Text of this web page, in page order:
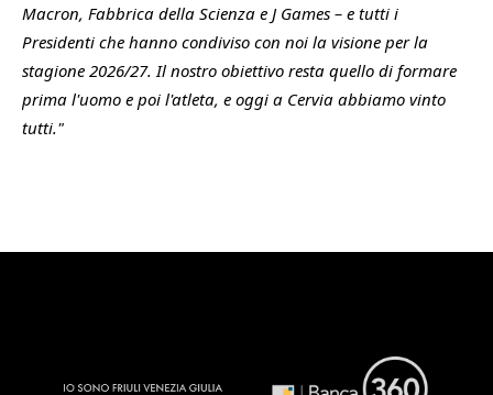
Macron, Fabbrica della Scienza e J Games – e tutti i
Presidenti che hanno condiviso con noi la visione per la
stagione 2026/27. Il nostro obiettivo resta quello di formare
prima l'uomo e poi l'atleta, e oggi a Cervia abbiamo vinto
tutti."